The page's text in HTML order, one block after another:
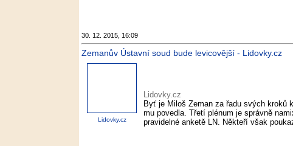
30. 12. 2015, 16:09
Zemanův Ústavní soud bude levicovější - Lidovky.cz
Lidovky.cz
Lidovky.cz
Byť je Miloš Zeman za řadu svých kroků
mu povedla. Třetí plénum je správně
pravidelné anketě LN. Někteří však